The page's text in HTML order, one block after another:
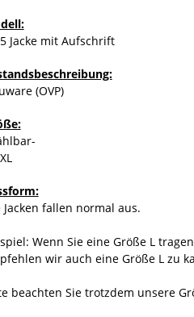
Jacke mit Aufschrift
(OVP)
Jacken fallen normal aus.
Wenn Sie eine Größe L
wir auch eine Größe L zu
beachten Sie trotzdem unsere